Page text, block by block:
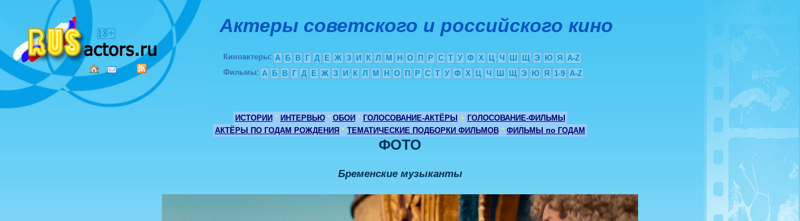
Актеры советского и российского кино
Киноактеры: А Б В Г Д Е Ж З И К Л М Н О П Р С Т У Ф Х Ц Ч Ш Щ Э Ю Я
A-Z
Фильмы: А Б В Г Д Е Ж З И К Л М Н О П Р С Т У Ф Х Ц Ч Ш Щ Э Ю Я 1-9 A-Z
ИСТОРИИ * ИНТЕРВЬЮ * ОБОИ * ГОЛОСОВАНИЕ-АКТЁРЫ + ГОЛОСОВАНИЕ-ФИЛЬМЫ
АКТЁРЫ ПО ГОДАМ РОЖДЕНИЯ * ТЕМАТИЧЕСКИЕ ПОДБОРКИ ФИЛЬМОВ * ФИЛЬМЫ по ГОДАМ
ФОТО
Бременские музыканты